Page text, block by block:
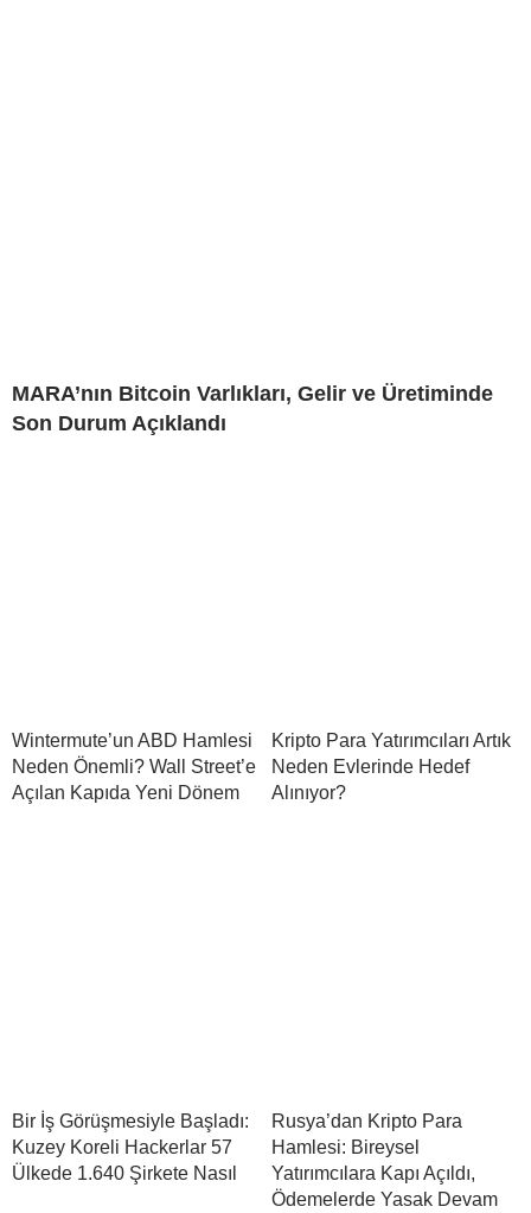
MARA’nın Bitcoin Varlıkları, Gelir ve Üretiminde
Son Durum Açıklandı
Wintermute’un ABD Hamlesi
Neden Önemli? Wall Street’e
Açılan Kapıda Yeni Dönem
Kripto Para Yatırımcıları Artık
Neden Evlerinde Hedef
Alınıyor?
Bir İş Görüşmesiyle Başladı:
Kuzey Koreli Hackerlar 57
Ülkede 1.640 Şirkete Nasıl
Rusya’dan Kripto Para
Hamlesi: Bireysel
Yatırımcılara Kapı Açıldı,
Ödemelerde Yasak Devam